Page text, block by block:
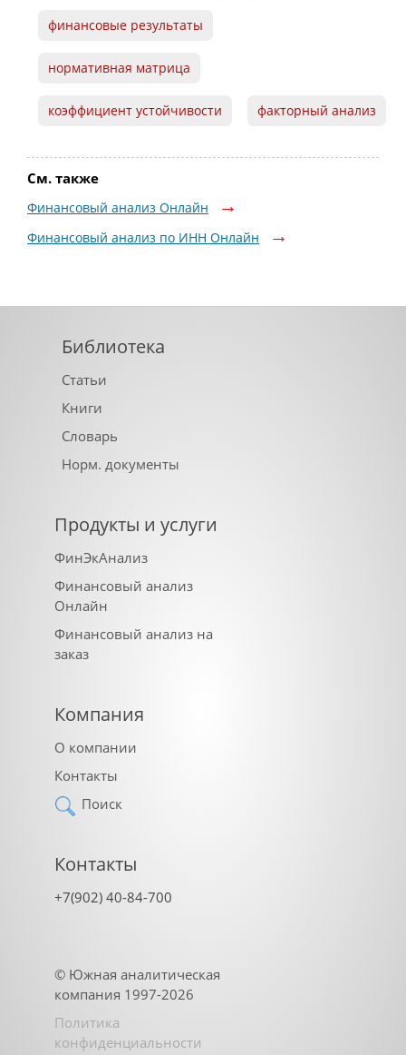
финансовые результаты
нормативная матрица
коэффициент устойчивости факторный анализ
См. также
Финансовый анализ Онлайн
Финансовый анализ по ИНН Онлайн
Библиотека
Статьи
Книги
Словарь
Норм. документы
Продукты и услуги
ФинЭкАнализ
Финансовый анализ
Онлайн
Финансовый анализ на
заказ
Компания
О компании
Контакты
Поиск
Контакты
+7(902) 40-84-700
© Южная аналитическая
компания 1997-2026
Политика
конфиденциальности